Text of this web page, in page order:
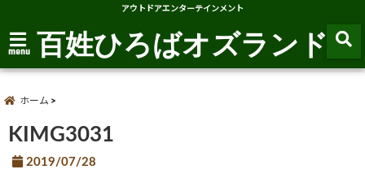
アウトドアエンターテインメント
menu 百姓ひろばオズランド
ホーム
KIMG3031
2019/07/28